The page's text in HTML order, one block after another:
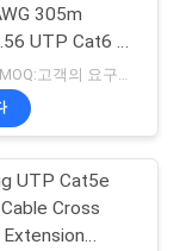
305m
UTP Cat6 옥
블
UTP Cat5e
Cross
Extension